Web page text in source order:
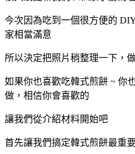
今次因為吃到一個很方便的
家相當滿意
所以決定把照片稍整理一下，
如果你也喜歡吃韓式煎餅 ~ 你
做，相信你會喜歡的
讓我們從介紹材料開始吧
首先讓我們搞定韓式煎餅最重